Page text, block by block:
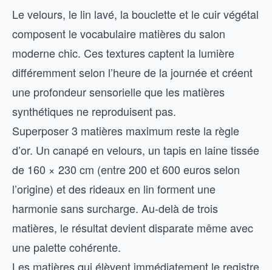
Le velours, le lin lavé, la bouclette et le cuir végétal
composent le vocabulaire matières du salon
moderne chic. Ces textures captent la lumière
différemment selon l’heure de la journée et créent
une profondeur sensorielle que les matières
synthétiques ne reproduisent pas.
Superposer 3 matières maximum reste la règle
d’or. Un canapé en velours, un tapis en laine tissée
de 160 × 230 cm (entre 200 et 600 euros selon
l’origine) et des rideaux en lin forment une
harmonie sans surcharge. Au-delà de trois
matières, le résultat devient disparate même avec
une palette cohérente.
Les matières qui élèvent immédiatement le registre